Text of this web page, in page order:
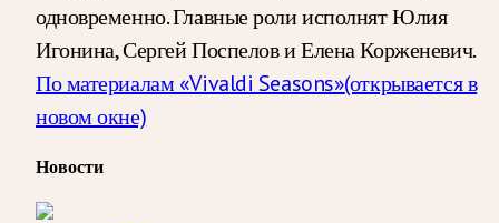
одновременно. Главные роли исполнят Юлия
Игонина, Сергей Поспелов и Елена Корженевич.
По материалам «Vivaldi Seasons»(открывается в
новом окне)
Новости